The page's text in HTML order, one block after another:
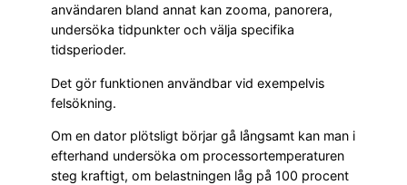
användaren bland annat kan zooma, panorera,
undersöka tidpunkter och välja specifika
tidsperioder.
Det gör funktionen användbar vid exempelvis
felsökning.
Om en dator plötsligt börjar gå långsamt kan man i
efterhand undersöka om processortemperaturen
steg kraftigt, om belastningen låg på 100 procent